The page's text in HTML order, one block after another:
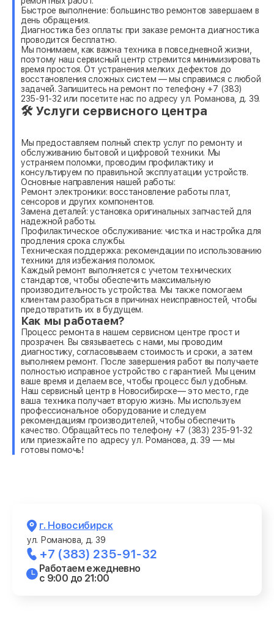
Быстрое выполнение: большинство ремонтов завершаем в
день обращения.
Диагностика без оплаты: при заказе ремонта диагностика
проводится бесплатно.
Мы понимаем, как важна техника в повседневной жизни,
поэтому наш сервисный центр стремится минимизировать
время простоя. От устранения мелких дефектов до
восстановления сложных систем — мы справимся с любой
задачей. Запишитесь на ремонт по телефону +7 (383)
235-91-32 или посетите нас по адресу ул. Романова, д. 39.
🛠 Услуги сервисного центра
Мы предоставляем полный спектр услуг по ремонту и
обслуживанию бытовой и цифровой техники. Мы
устраняем поломки, проводим профилактику и
консультируем по правильной эксплуатации устройств.
Основные направления нашей работы:
Ремонт электроники: восстановление работы плат,
сенсоров и других компонентов.
Замена деталей: установка оригинальных запчастей для
надежной работы.
Профилактическое обслуживание: чистка и настройка для
продления срока службы.
Техническая поддержка: рекомендации по использованию
техники для избежания поломок.
Каждый ремонт выполняется с учетом технических
стандартов, чтобы обеспечить максимальную
производительность устройства. Мы также помогаем
клиентам разобраться в причинах неисправностей, чтобы
предотвратить их в будущем.
Как мы работаем?
Процесс ремонта в нашем сервисном центре прост и
прозрачен. Вы связываетесь с нами, мы проводим
диагностику, согласовываем стоимость и сроки, а затем
выполняем ремонт. После завершения работ вы получаете
полностью исправное устройство с гарантией. Мы ценим
ваше время и делаем все, чтобы процесс был удобным.
Наш сервисный центр в Новосибирске— это место, где
ваша техника получает вторую жизнь. Мы используем
профессиональное оборудование и следуем
рекомендациям производителей, чтобы обеспечить
качество. Обращайтесь по телефону +7 (383) 235-91-32
или приезжайте по адресу ул. Романова, д. 39 — мы
готовы помочь!
г. Новосибирск
ул. Романова, д. 39
+7 (383) 235-91-32
Работаем ежедневно
с 9:00 до 21:00